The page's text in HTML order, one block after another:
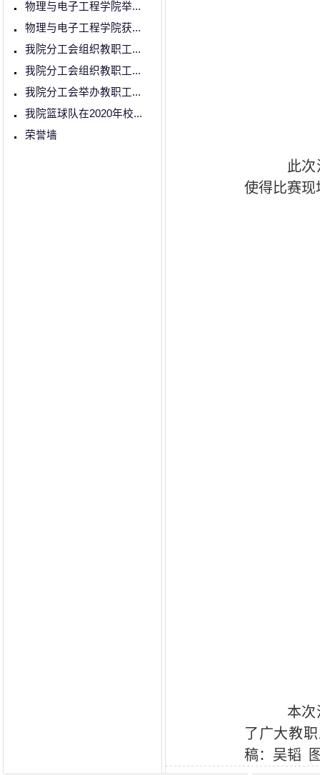
物理与电子工程学院举...
物理与电子工程学院获...
我院分工会组织教职工...
我院分工会组织教职工...
我院分工会举办教职工...
我院篮球队在2020年校...
荣誉墙
此次
使得比赛现
本次
了广大教
稿：吴韬